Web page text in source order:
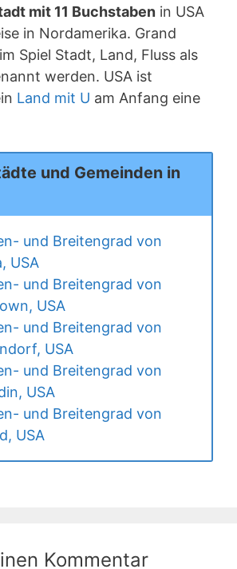
mit 11 Buchstaben in USA
in Nordamerika. Grand
Spiel Stadt, Land, Fluss als
werden. USA ist
Land mit U am Anfang eine
und Gemeinden in
und Breitengrad von
USA
und Breitengrad von
USA
und Breitengrad von
USA
und Breitengrad von
USA
und Breitengrad von
USA
Kommentar